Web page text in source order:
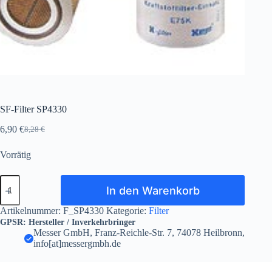
SF-Filter SP4330
8,28€
Ursprünglicher
war:
6,90 €Aktueller
ist:
Vorrätig
SF-
Filter
Menge
In den Warenkorb
Artikelnummer: F_SP4330 Kategorie: Filter
GPSR: Hersteller / Inverkehrbringer
Messer GmbH, Franz-Reichle-Str. 7, 74078 Heilbronn,
info[at]messergmbh.de